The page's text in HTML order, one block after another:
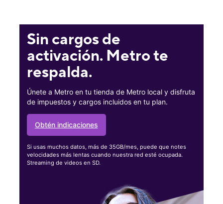
Sin cargos de
activación. Metro te
respalda.
Únete a Metro en tu tienda de Metro local y disfruta
de impuestos y cargos incluidos en tu plan.
Obtén indicaciones
Si usas muchos datos, más de 35GB/mes, puede que notes
velocidades más lentas cuando nuestra red esté ocupada.
Streaming de videos en SD.